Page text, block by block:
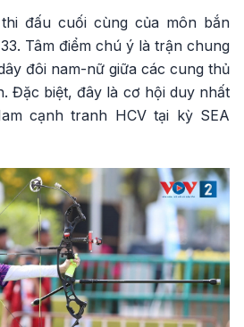
đấu cuối cùng của môn bắn
Tâm điểm chú ý là trận chung
đôi nam-nữ giữa các cung thủ
Đặc biệt, đây là cơ hội duy nhất
cạnh tranh HCV tại kỳ SEA